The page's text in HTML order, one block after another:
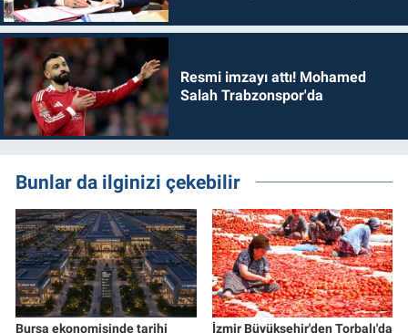
Resmi imzayı attı! Mohamed
Salah Trabzonspor'da
Bunlar da ilginizi çekebilir
Bursa ekonomisinde tarihi İzmir Büyükşehir'den Torbalı'da